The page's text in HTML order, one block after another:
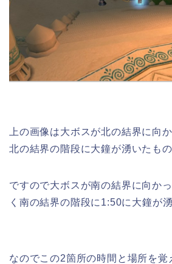
上の画像は大ボスが北の結界に向
北の結界の階段に大鐘が湧いたもの
ですので大ボスが南の結界に向か
く南の結界の階段に1:50に大鐘が湧
なのでこの2箇所の時間と場所を覚